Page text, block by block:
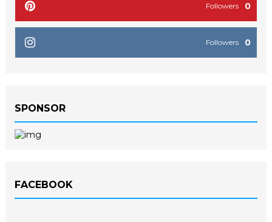
0
Followers
0
Followers
SPONSOR
FACEBOOK